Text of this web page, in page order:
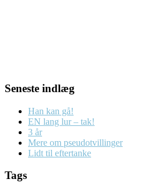
Seneste indlæg
Han kan gå!
EN lang lur – tak!
3 år
Mere om pseudotvillinger
Lidt til eftertanke
Tags